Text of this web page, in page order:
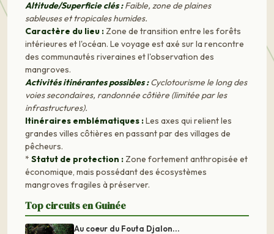
Altitude/Superficie clés :Faible, zone de plaines
sableuses et tropicales humides.
Caractère du lieu :Zone de transition entre les forêts
intérieures et l'océan. Le voyage est axé sur la rencontre
des communautés riveraines et l'observation des
mangroves.
Activités itinérantes possibles :Cyclotourisme le long des
voies secondaires, randonnée côtière (limitée par les
infrastructures).
Itinéraires emblématiques :Les axes qui relient les
grandes villes côtières en passant par des villages de
pêcheurs.
* Statut de protection :Zone fortement anthropisée et
économique, mais possédant des écosystèmes
mangroves fragiles à préserver.
Top circuits en Guinée
Au coeur du Fouta Djalon...